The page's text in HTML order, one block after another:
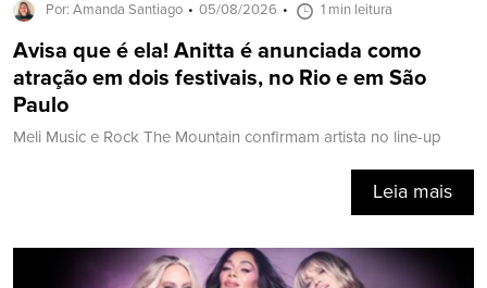
Por: Amanda Santiago 05/08/2026 1 min leitura
Avisa que é ela! Anitta é anunciada como
atração em dois festivais, no Rio e em São
Paulo
Meli Music e Rock The Mountain confirmam artista no line-up
Leia mais